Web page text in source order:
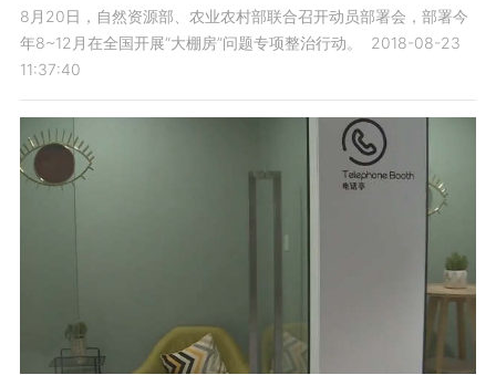
8月20日，自然资源部、农业农村部联合召开动员部署会，部署今
年8~12月在全国开展“大棚房”问题专项整治行动。
2018-08-23
11:37:40